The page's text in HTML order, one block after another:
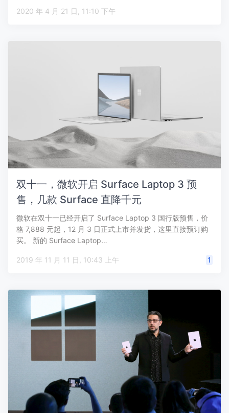
2020 年 4 月 21 日, 11:10 下午
双十一，微软开启 Surface Laptop 3 预
售，几款 Surface 直降千元
微软在双十一已经开启了 Surface Laptop 3 国行版预售，价
格 7,888 元起，12 月 3 日正式上市并发货，这里直接预订购
买。 新的 Surface Laptop…
2019 年 11 月 11 日, 10:43 上午 1